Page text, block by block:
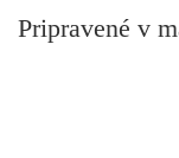
Pripravené v